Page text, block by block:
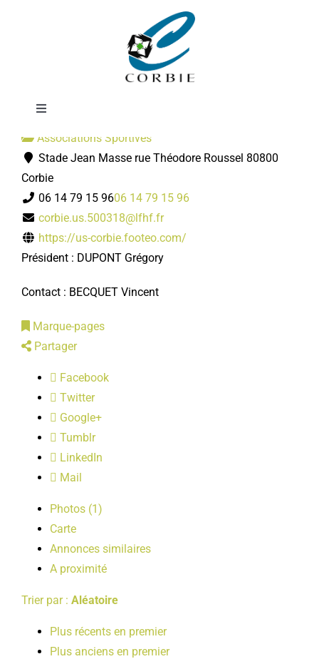
Toggle
Mairie
DÉMARCHES ADMINISTRATIVES
SERVICES MUNICIPAUX
PRATIQUE
LOISIRS
PUBLICATIONS
Football
Associations Sportives
Stade Jean Masse rue Théodore Roussel 80800
Corbie
06 14 79 15 9606 14 79 15 96
corbie.us.500318@lfhf.fr
https://us-corbie.footeo.com/
Président : DUPONT Grégory
Contact : BECQUET Vincent
Marque-pages
Partager
Facebook
Twitter
Google+
Tumblr
LinkedIn
Mail
Photos (1)
Carte
Annonces similaires
A proximité
Trier par : Aléatoire
Plus récents en premier
Plus anciens en premier